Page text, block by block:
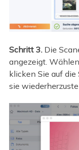
Schritt 3. Die
angezeigt.
klicken Sie auf
sie